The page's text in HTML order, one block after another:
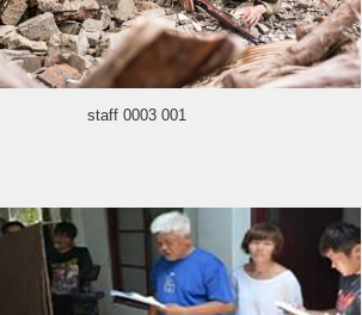
staff 0003 001